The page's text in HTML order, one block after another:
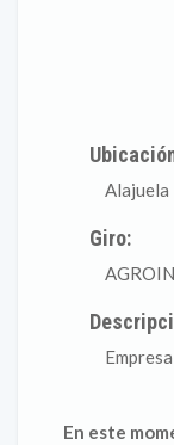
Alajuela
Giro:
En este